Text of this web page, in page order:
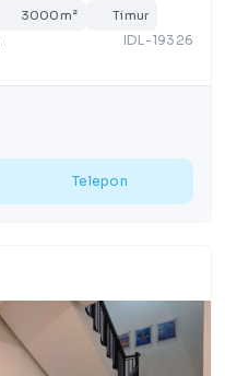
3000m² Timur
IDL-19326
Telepon